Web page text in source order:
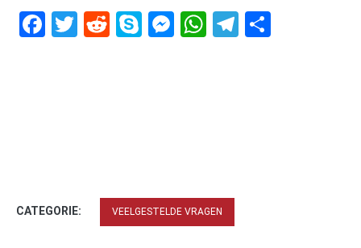
Facebook
Twitter
RedditSkypeMessenger
WhatsApp
Telegram
CATEGORIE: VEELGESTELDE VRAGEN